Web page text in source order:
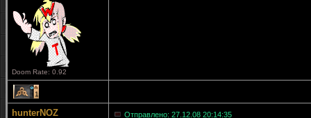
Doom Rate: 0.92
1
hunterNOZ Отправлено: 27.12.08 20:14:35